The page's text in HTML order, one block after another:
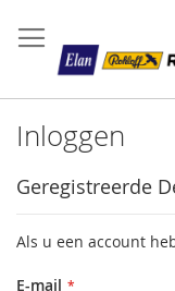
Inloggen
Geregistreerde
Als u een account
E-mail